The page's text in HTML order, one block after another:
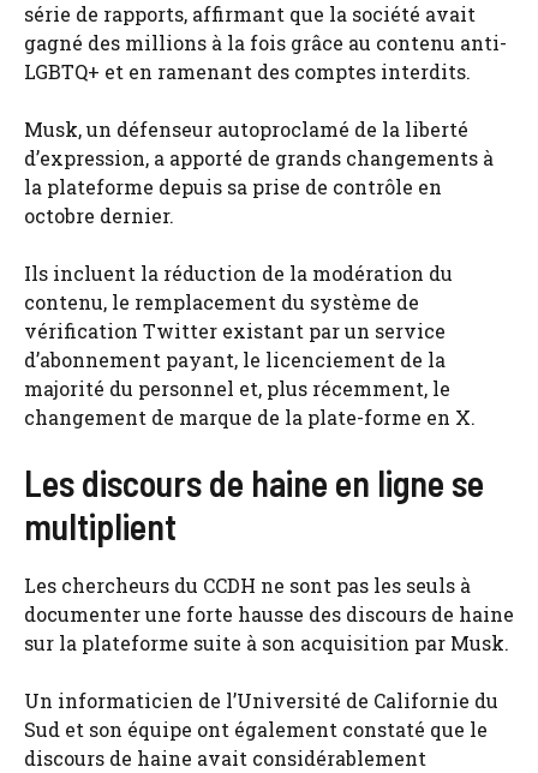
série de rapports, affirmant que la société avait
gagné des millions à la fois grâce au contenu anti-
LGBTQ+ et en ramenant des comptes interdits.
Musk, un défenseur autoproclamé de la liberté
d’expression, a apporté de grands changements à
la plateforme depuis sa prise de contrôle en
octobre dernier.
Ils incluent la réduction de la modération du
contenu, le remplacement du système de
vérification Twitter existant par un service
d’abonnement payant, le licenciement de la
majorité du personnel et, plus récemment, le
changement de marque de la plate-forme en X.
Les discours de haine en ligne se
multiplient
Les chercheurs du CCDH ne sont pas les seuls à
documenter une forte hausse des discours de haine
sur la plateforme suite à son acquisition par Musk.
Un informaticien de l’Université de Californie du
Sud et son équipe ont également constaté que le
discours de haine avait considérablement